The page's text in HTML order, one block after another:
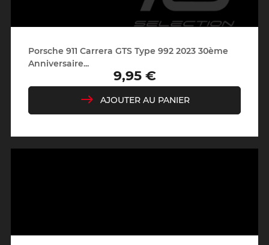
Porsche 911 Carrera GTS Type 992 2023 30ème
Anniversaire...
Prix
9,95 €
AJOUTER AU PANIER